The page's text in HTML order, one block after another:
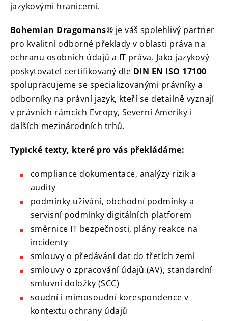
jazykovými hranicemi.
Bohemian Dragomans® je váš spolehlivý partner
pro kvalitní odborné překlady v oblasti práva na
ochranu osobních údajů a IT práva. Jako jazykový
poskytovatel certifikovaný dle DIN EN ISO 17100
spolupracujeme se specializovanými právníky a
odborníky na právní jazyk, kteří se detailně vyznají
v právních rámcích Evropy, Severní Ameriky i
dalších mezinárodních trhů.
Typické texty, které pro vás překládáme:
compliance dokumentace, analýzy rizik a
audity
podmínky užívání, obchodní podmínky a
servisní podmínky digitálních platforem
směrnice IT bezpečnosti, plány reakce na
incidenty
smlouvy o předávání dat do třetích zemí
smlouvy o zpracování údajů (AV), standardní
smluvní doložky (SCC)
soudní i mimosoudní korespondence v
kontextu ochrany údajů